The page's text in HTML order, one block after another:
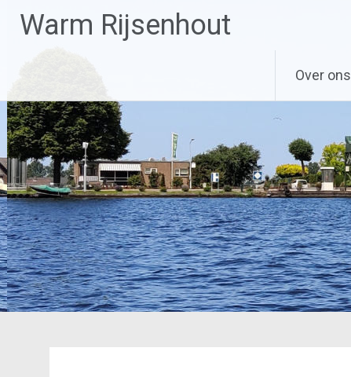
naar
inhoud
Warm Rijsenhout
Over ons